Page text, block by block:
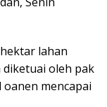
lahan
diketuai oleh pak
mencapai